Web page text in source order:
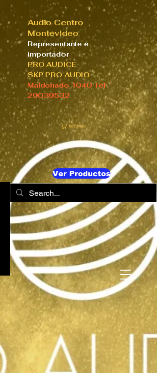
Audio Centro
Montevideo
Representante e
importador
PRO AUDICE
SKP PRO AUDIO
Maldonado 1040 Tel
29039532
Mi Carrito
Ver Productos